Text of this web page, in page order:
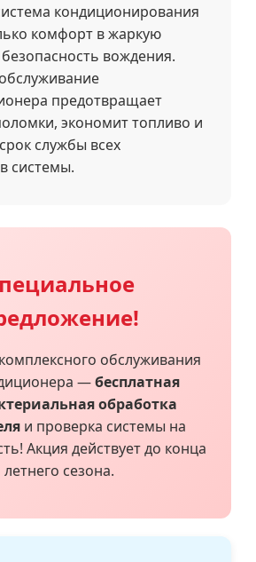
кондиционирования
комфорт в жаркую
вождения.
предотвращает
экономит топливо и
службы всех
системы.
обслуживания
—бесплатная
обработка
и проверка системы на
Акция действует до конца
летнего сезона.